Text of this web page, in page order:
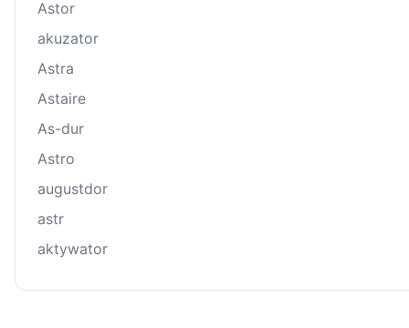
Astor
akuzator
Astra
Astaire
As-dur
Astro
augustdor
astr
aktywator